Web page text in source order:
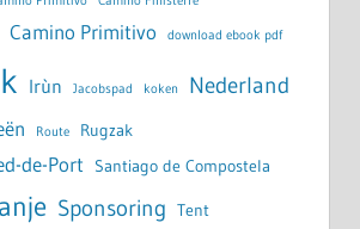
Camino Primitivo download ebook pdf
Irùn Jacobspad koken Nederland
Route Rugzak
de-Port Santiago de Compostela
Sponsoring Tent